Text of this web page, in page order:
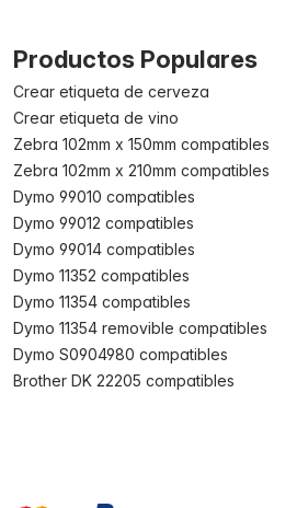
Productos Populares
Crear etiqueta de cerveza
Crear etiqueta de vino
Zebra 102mm x 150mm compatibles
Zebra 102mm x 210mm compatibles
Dymo 99010 compatibles
Dymo 99012 compatibles
Dymo 99014 compatibles
Dymo 11352 compatibles
Dymo 11354 compatibles
Dymo 11354 removible compatibles
Dymo S0904980 compatibles
Brother DK 22205 compatibles